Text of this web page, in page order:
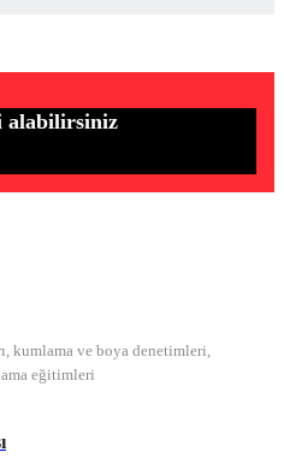
alabilirsiniz
kumlama ve boya denetimleri,
eğitimleri